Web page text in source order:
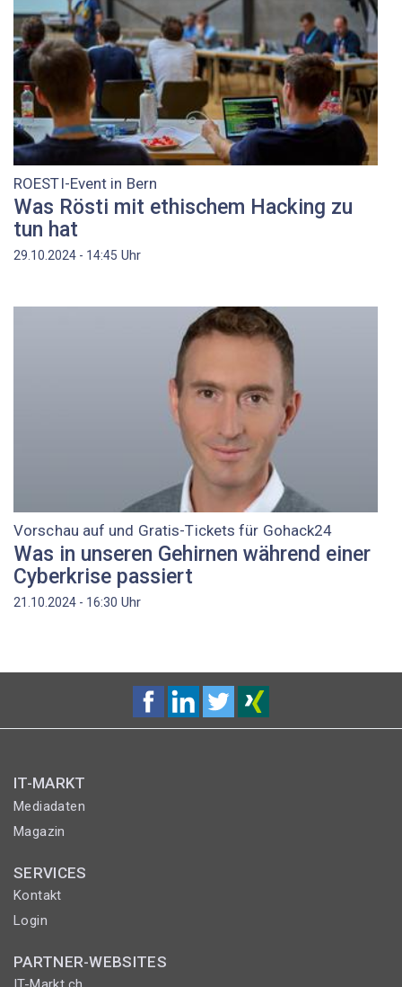
ROESTI-Event in Bern
Was Rösti mit ethischem Hacking zu
tun hat
29.10.2024 - 14:45 Uhr
Vorschau auf und Gratis-Tickets für Gohack24
Was in unseren Gehirnen während einer
Cyberkrise passiert
21.10.2024 - 16:30 Uhr
IT-MARKT
Mediadaten
Magazin
SERVICES
Kontakt
Login
PARTNER-WEBSITES